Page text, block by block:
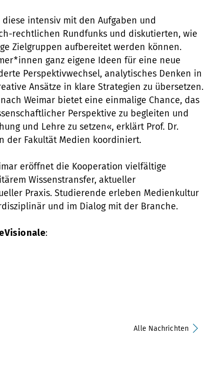
intensiv mit den Aufgaben und
rechtlichen Rundfunks und diskutierten, wie
Zielgruppen aufbereitet werden können.
ganz eigene Ideen für eine neue
Perspektivwechsel, analytisches Denken in
Ansätze in klare Strategien zu übersetzen.
Weimar bietet eine einmalige Chance, das
Perspektive zu begleiten und
und Lehre zu setzen«, erklärt Prof. Dr.
der Fakultät Medien koordiniert.
eröffnet die Kooperation vielfältige
Wissenstransfer, aktueller
Praxis. Studierende erleben Medienkultur
und im Dialog mit der Branche.
:
Alle Nachrichten